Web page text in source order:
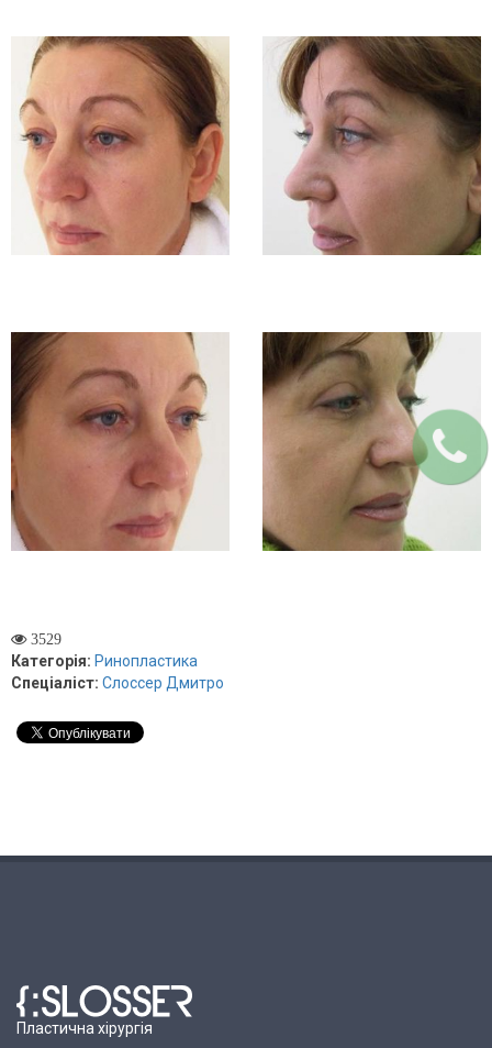
3529
Категорія: Ринопластика
Спеціаліст: Слоссер Дмитро
Пластична хірургія